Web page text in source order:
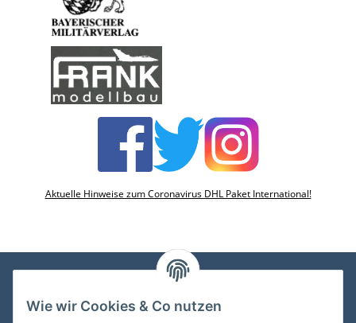
Aktuelle Hinweise zum Coronavirus DHL Paket International!
VDMedien24.de
Wie wir Cookies & Co nutzen